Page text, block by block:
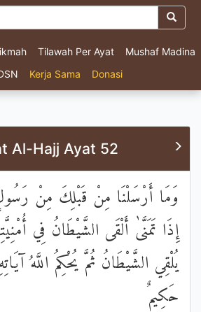
Tilawah Per Ayat
Mushaf Madina
Kerja Sama Donasi
Al-Hajj Ayat 52
وَمَا أَرْسَلْنَا مِنْ قَبْلِكَ مِنْ
إِذَا تَمَنَّىٰ أَلْقَى الشَّيْطَانُ فِي
يُلْقِي الشَّيْطَانُ ثُمَّ يُحْكِمُ اللَّهُ
حَكِيمٌ